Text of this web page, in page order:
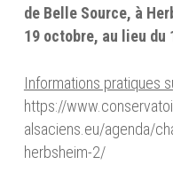
de Belle Source, à
19 octobre, au lieu du
Informations pratiques
https://
alsaciens.eu/agenda/
herbsheim-2/